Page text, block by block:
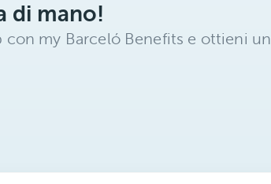
di mano!
con my Barceló Benefits e ottieni un